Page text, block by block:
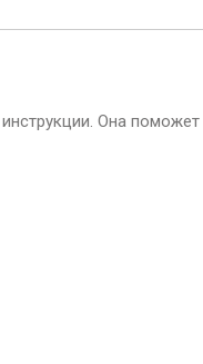
инструкции. Она